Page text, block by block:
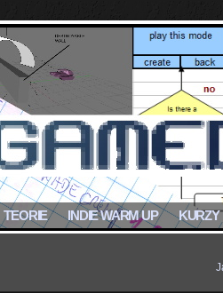
TEORIE INDIE WARM UP KURZY